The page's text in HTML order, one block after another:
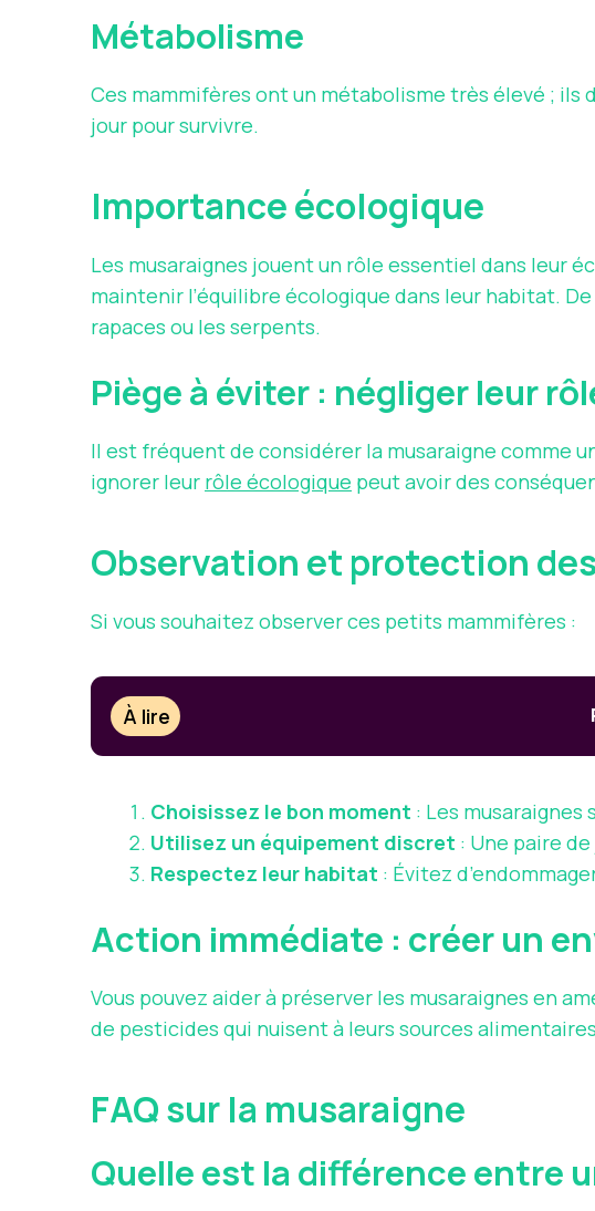
Métabolisme
Ces mammifères ont un métabolisme très élevé ;
jour pour survivre.
Importance écologique
Les musaraignes jouent un rôle essentiel dans leur
maintenir l’équilibre écologique dans leur habitat.
rapaces ou les serpents.
Piège à éviter : négliger leur
Il est fréquent de considérer la musaraigne comme
ignorer leur rôle écologique peut avoir des
Observation et protection
Si vous souhaitez observer ces petits mammifères :
À lire
Choisissez le bon moment : Les
Utilisez un équipement discret : Une paire
Respectez leur habitat : Évitez
Action immédiate : créer un
Vous pouvez aider à préserver les musaraignes en
de pesticides qui nuisent à leurs sources
FAQ sur la musaraigne
Quelle est la différence entre